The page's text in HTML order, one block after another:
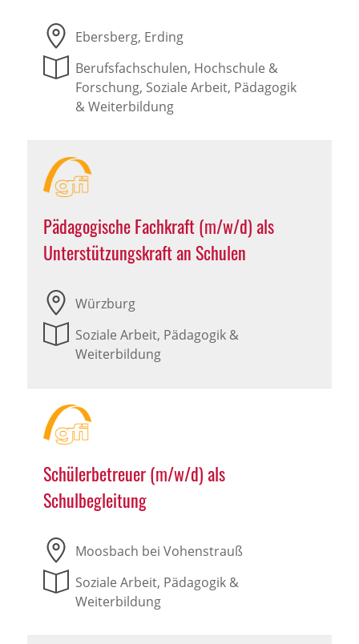
Ebersberg, Erding
Berufsfachschulen, Hochschule &
Forschung, Soziale Arbeit, Pädagogik
& Weiterbildung
Pädagogische Fachkraft (m/w/d) als
Unterstützungskraft an Schulen
Würzburg
Soziale Arbeit, Pädagogik &
Weiterbildung
Schülerbetreuer (m/w/d) als
Schulbegleitung
Moosbach bei Vohenstrauß
Soziale Arbeit, Pädagogik &
Weiterbildung